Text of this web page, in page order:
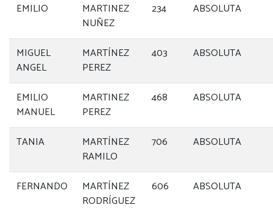
EMILIO
MARTINEZ
NUÑEZ
234 ABSOLUTA
MIGUEL
ANGEL
MARTÍNEZ
PEREZ
403 ABSOLUTA
EMILIO
MANUEL
MARTINEZ
PEREZ
468 ABSOLUTA
TANIA
MARTÍNEZ
RAMILO
706 ABSOLUTA
FERNANDO
MARTÍNEZ
RODRÍGUEZ
606 ABSOLUTA